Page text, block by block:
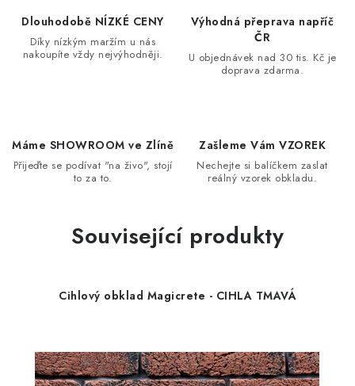
Dlouhodobě NÍZKÉ CENY
Díky nízkým maržím u nás
nakoupíte vždy nejvýhodněji.
Výhodná přeprava napříč
ČR
U objednávek nad 30 tis. Kč je
doprava zdarma.
Máme SHOWROOM ve Zlíně
Přijeďte se podívat "na živo", stojí
to za to.
Zašleme Vám VZOREK
Nechejte si balíčkem zaslat
reálný vzorek obkladu.
Související produkty
Cihlový obklad Magicrete - CIHLA TMAVÁ